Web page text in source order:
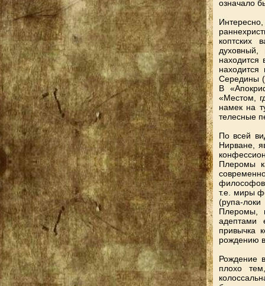
означало
коптских
Середины
В
«Местом,
намек на
телесные
По всей
Нирване,
Плеромы
т.е. миры
(рупа-
Плеромы,
адептами
привычка
рождению
Рождение
плохо